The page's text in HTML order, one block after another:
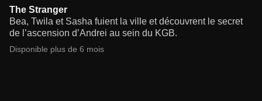
The Stranger
Bea, Twila et Sasha fuient la ville et découvrent le secret
de l’ascension d’Andrei au sein du KGB.
Disponible plus de 6 mois